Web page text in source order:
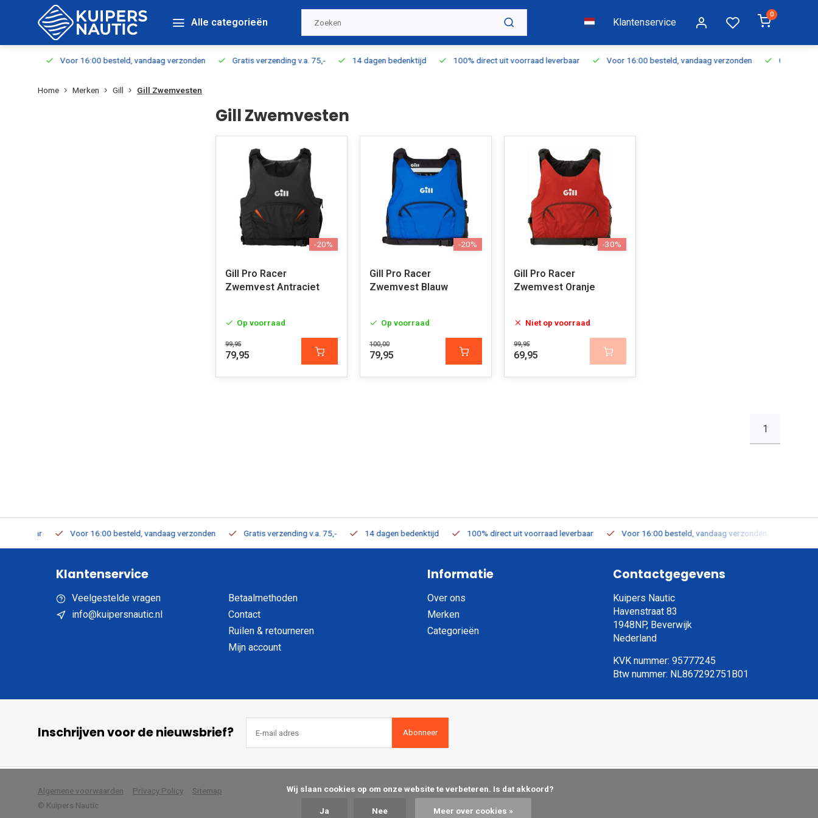
Alle categorieën Klantenservice
0
Voor 16:00 besteld, vandaag verzonden Gratis verzending v.a. 75,- 14 dagen bedenktijd 100% direct uit voorraad leverbaar Voor 16:00 besteld, vandaag verzonden Gratis
Home Merken Gill Gill Zwemvesten
Gill Zwemvesten
-20%
Gill Pro Racer
Zwemvest Antraciet
Op voorraad
99,95
79,95
-20%
Gill Pro Racer
Zwemvest Blauw
Op voorraad
100,00
79,95
-30%
Gill Pro Racer
Zwemvest Oranje
Niet op voorraad
99,95
69,95
1
Voor 16:00 besteld, vandaag verzonden Gratis verzending v.a. 75,- 14 dagen bedenktijd 100% direct uit voorraad leverbaar Voor 16:00 besteld, vandaag verzonden
Klantenservice
Veelgestelde vragen
info@kuipersnautic.nl
Betaalmethoden
Contact
Ruilen & retourneren
Mijn account
Informatie
Over ons
Merken
Categorieën
Contactgegevens
Kuipers Nautic
Havenstraat 83
1948NP, Beverwijk
Nederland
KVK nummer: 95777245
Btw nummer: NL867292751B01
Inschrijven voor de nieuwsbrief? Abonneer
Algemene voorwaarden Privacy Policy
Sitemap
© Kuipers Nautic
Ja Nee Meer over cookies »